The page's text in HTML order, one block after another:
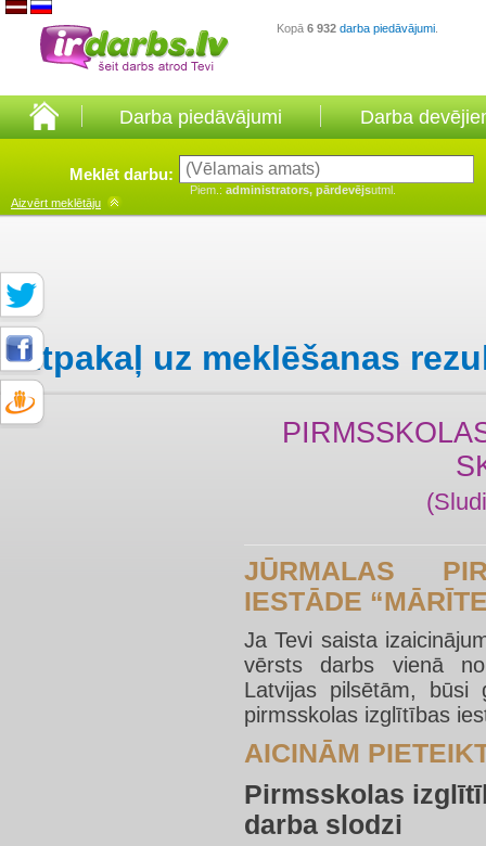
Kopā 6 932 darba piedāvājumi
Darba piedāvājumi Darba
Meklēt darbu:
Piem.: administrators, pārdevējsutml.
Aizvērt meklētāju
Atpakaļ uz meklēšanas
JŪRMALAS
IESTĀDE
Ja Tevi saista
vērsts darbs vienā
Latvijas pilsētām, būsi
pirmsskolas izglītības
AICINĀM
Pirmsskolas
darba slodzi